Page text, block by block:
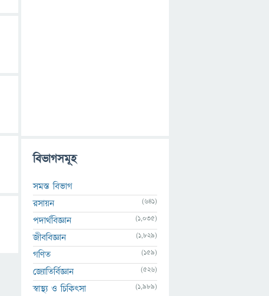
বিভাগসমূহ
সমস্ত বিভাগ
রসায়ন
(641)
পদার্থবিজ্ঞান (1,035)
জীববিজ্ঞান (1,829)
গণিত (159)
জ্যোতির্বিজ্ঞান (526)
স্বাস্থ্য ও চিকিৎসা (1,989)